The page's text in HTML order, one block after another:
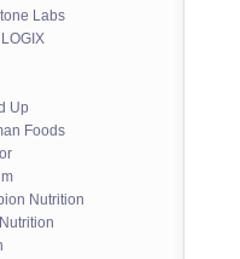
Labs
Up
Foods
Nutrition